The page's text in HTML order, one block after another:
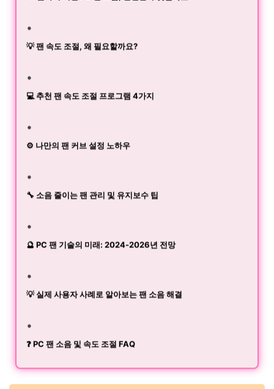
💡 팬 속도 조절, 왜 필요할까요?
💻 추천 팬 속도 조절 프로그램 4가지
⚙️ 나만의 팬 커브 설정 노하우
🔧 소음 줄이는 팬 관리 및 유지보수 팁
🔮 PC 팬 기술의 미래: 2024-2026년 전망
💡 실제 사용자 사례로 알아보는 팬 소음 해결
❓ PC 팬 소음 및 속도 조절 FAQ